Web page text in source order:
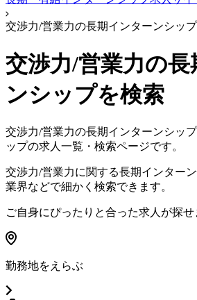
交渉力/営業力の長期インターンシッ
交渉力/営業力の長
ンシップを検索
交渉力/営業力の長期インターンシッ
ップの求人一覧・検索ページです。
交渉力/営業力に関する長期インター
業界などで細かく検索できます。
ご自身にぴったりと合った求人が探せ
勤務地をえらぶ